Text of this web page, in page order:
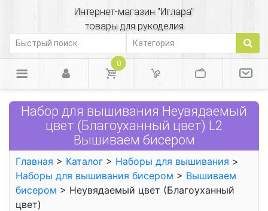
Интернет-магазин "Иглара"
товары для рукоделия
0
Набор для вышивания Неувядаемый
цвет (Благоуханный цвет) L2
Вышиваем бисером
Главная > Каталог > Наборы для вышивания >
Наборы для вышивания бисером > Вышиваем
бисером > Неувядаемый цвет (Благоуханный
цвет)